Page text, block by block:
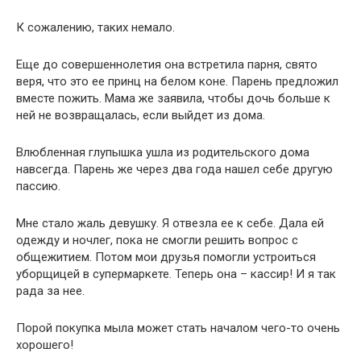
К сожалению, таких немало.
Еще до совершеннолетия она встретила парня, свято
веря, что это ее принц на белом коне. Парень предложил
вместе пожить. Мама же заявила, чтобы дочь больше к
ней не возвращалась, если выйдет из дома.
Влюбленная глупышка ушла из родительского дома
навсегда. Парень же через два года нашел себе другую
пассию.
Мне стало жаль девушку. Я отвезла ее к себе. Дала ей
одежду и ночлег, пока не смогли решить вопрос с
общежитием. Потом мои друзья помогли устроиться
уборщицей в супермаркете. Теперь она – кассир! И я так
рада за нее.
Порой покупка мыла может стать началом чего-то очень
хорошего!